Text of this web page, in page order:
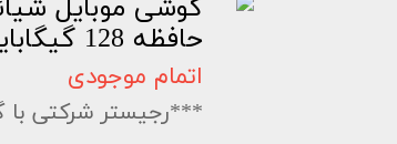
حافظه 128 گیگابایت و رم 4 گیگابایت
اتمام موجودی
***رجیستر شرکتی با